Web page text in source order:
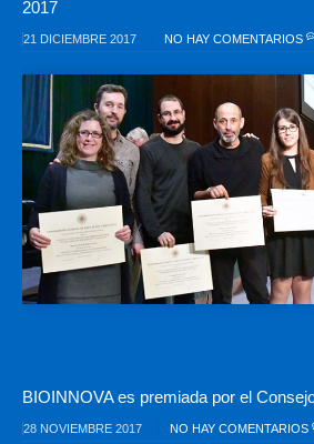
2017
21 DICIEMBRE 2017 NO HAY COMENTARIOS
BIOINNOVA es premiada por el
28 NOVIEMBRE 2017 NO HAY COMENTARIOS